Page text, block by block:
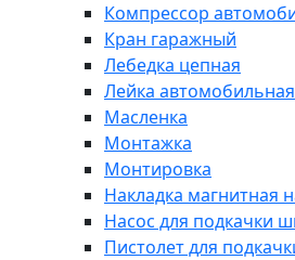
Компрессор
Кран гаражный
Лебедка цепная
Лейка автомобильная
Масленка
Монтажка
Монтировка
Накладка магнитная
Насос для подкачки
Пистолет для